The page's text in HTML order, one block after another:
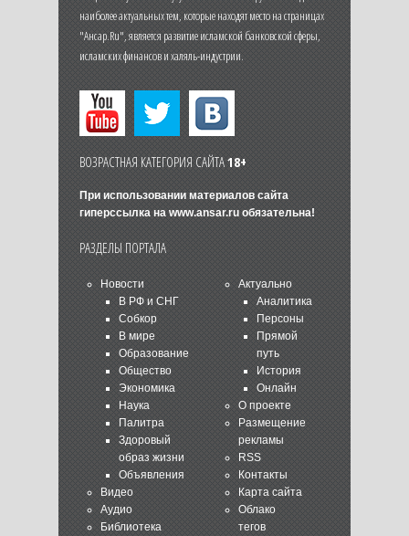
наиболее актуальных тем, которые находят место на страницах
"Ансар.Ru", является развитие исламской банковской сферы,
исламских финансов и халяль-индустрии.
ВОЗРАСТНАЯ КАТЕГОРИЯ САЙТА18+
При использовании материалов сайта
гиперссылка на www.ansar.ruобязательна!
РАЗДЕЛЫ ПОРТАЛА
Новости
В РФ и СНГ
Собкор
В мире
Образование
Общество
Экономика
Наука
Палитра
Здоровый
образ жизни
Объявления
Видео
Аудио
Библиотека
Актуально
Аналитика
Персоны
Прямой
путь
История
Онлайн
О проекте
Размещение
рекламы
RSS
Контакты
Карта сайта
Облако
тегов